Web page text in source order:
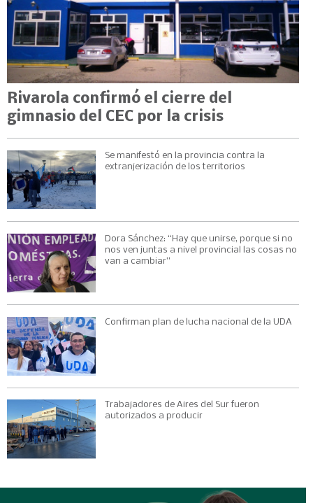
Rivarola confirmó el cierre del
gimnasio del CEC por la crisis
Se manifestó en la provincia contra la
extranjerización de los territorios
Dora Sánchez: “Hay que unirse, porque si no
nos ven juntas a nivel provincial las cosas no
van a cambiar”
Confirman plan de lucha nacional de la UDA
Trabajadores de Aires del Sur fueron
autorizados a producir